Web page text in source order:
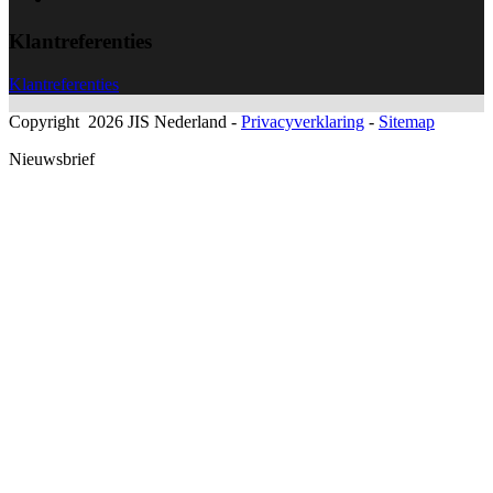
Klantreferenties
Klantreferenties
Copyright 2026 JIS Nederland - Privacyverklaring - Sitemap
Nieuwsbrief